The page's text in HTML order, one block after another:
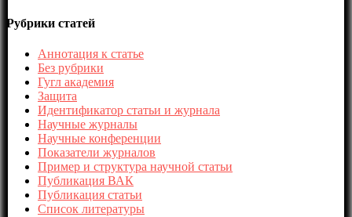
Рубрики статей
Аннотация к статье
Без рубрики
Гугл академия
Защита
Идентификатор статьи и журнала
Научные журналы
Научные конференции
Показатели журналов
Пример и структура научной статьи
Публикация ВАК
Публикация статьи
Список литературы